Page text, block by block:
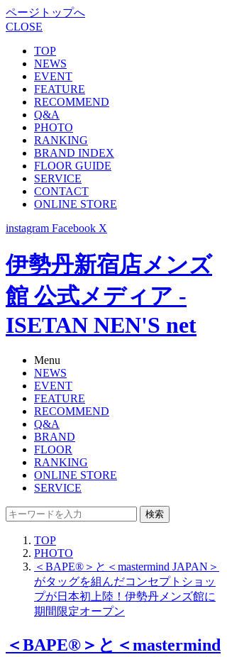
ページトップへ
CLOSE
TOP
NEWS
EVENT
FEATURE
RECOMMEND
Q&A
PHOTO
RANKING
BRAND INDEX
FLOOR GUIDE
SERVICE
CONTACT
ONLINE STORE
instagram Facebook X
伊勢丹新宿店メンズ
館 公式メディア -
ISETAN NEN'S net
Menu
NEWS
EVENT
FEATURE
RECOMMEND
Q&A
BRAND
FLOOR
RANKING
ONLINE STORE
SERVICE
検索
TOP
PHOTO
＜BAPE®＞と＜mastermind JAPAN＞
がタッグを組んだコンセプトショッ
プが日本初上陸！伊勢丹メンズ館に
期間限定オープン
＜BAPE®＞と＜mastermind